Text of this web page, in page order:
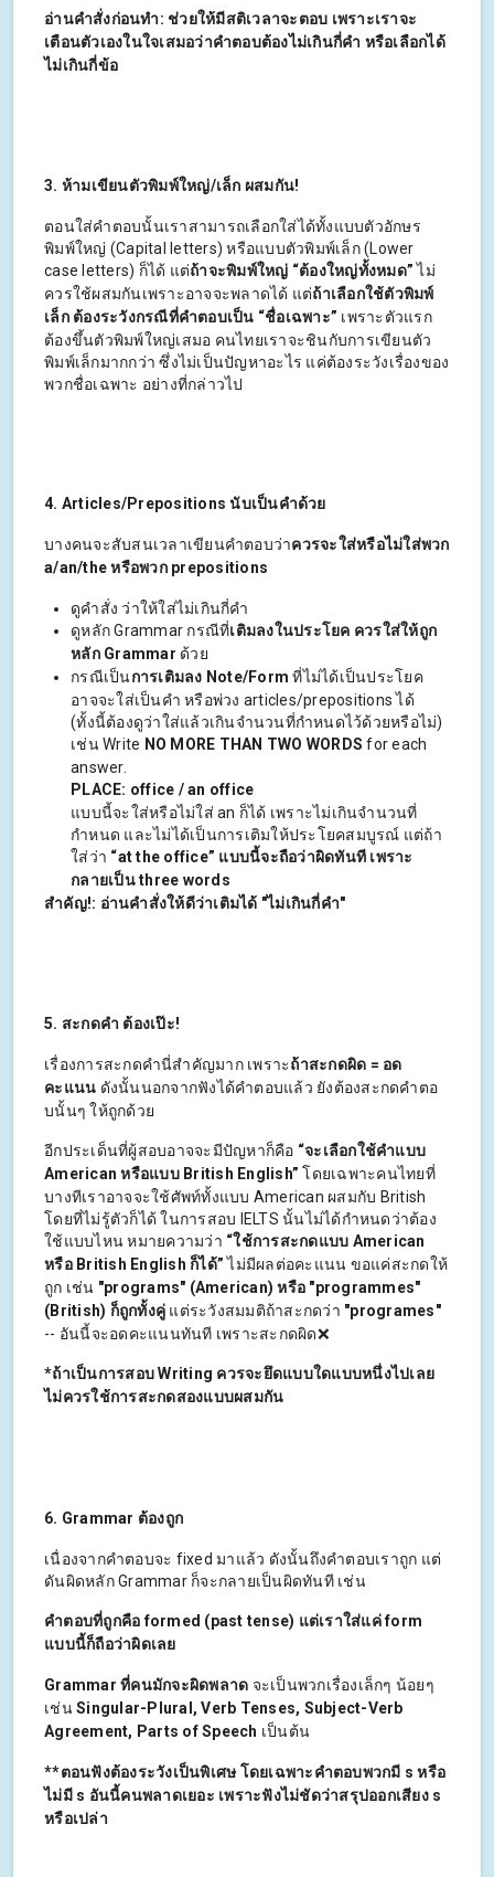
อ่านคำสั่งก่อนทำ: ช่วยให้มีสติเวลาจะตอบ เพราะเราจะ
เตือนตัวเองในใจเสมอว่าคำตอบต้องไม่เกินกี่คำ หรือเลือกได้
ไม่เกินกี่ข้อ
3. ห้ามเขียนตัวพิมพ์ใหญ่/เล็ก ผสมกัน!
ตอนใส่คำตอบนั้นเราสามารถเลือกใส่ได้ทั้งแบบตัวอักษร
พิมพ์ใหญ่ (Capital letters) หรือแบบตัวพิมพ์เล็ก (Lower
case letters) ก็ได้ แต่ถ้าจะพิมพ์ใหญ่ “ต้องใหญ่ทั้งหมด”ไม่
ควรใช้ผสมกันเพราะอาจจะพลาดได้ แต่ถ้าเลือกใช้ตัวพิมพ์
เล็ก ต้องระวังกรณีที่คำตอบเป็น “ชื่อเฉพาะ” เพราะตัวแรก
ต้องขึ้นตัวพิมพ์ใหญ่เสมอ คนไทยเราจะชินกับการเขียนตัว
พิมพ์เล็กมากกว่า ซึ่งไม่เป็นปัญหาอะไร แค่ต้องระวังเรื่องของ
พวกชื่อเฉพาะ อย่างที่กล่าวไป
4. Articles/Prepositions นับเป็นคำด้วย
บางคนจะสับสนเวลาเขียนคำตอบว่าควรจะใส่หรือไม่ใส่พวก
a/an/the หรือพวก prepositions
ดูคำสั่ง ว่าให้ใส่ไม่เกินกี่คำ
ดูหลัก Grammar กรณีที่เติมลงในประโยค ควรใส่ให้ถูก
หลัก Grammar ด้วย
กรณีเป็นการเติมลง Note/Form ที่ไม่ได้เป็นประโยค
อาจจะใส่เป็นคำ หรือพ่วง articles/prepositions ได้
(ทั้งนี้ต้องดูว่าใส่แล้วเกินจำนวนที่กำหนดไว้ด้วยหรือไม่)
เช่น Write NO MORE THAN TWO WORDS for each
answer.
PLACE: office / an office
แบบนี้จะใส่หรือไม่ใส่ an ก็ได้ เพราะไม่เกินจำนวนที่
กำหนด และไม่ได้เป็นการเติมให้ประโยคสมบูรณ์ แต่ถ้า
ใส่ว่า “at the office” แบบนี้จะถือว่าผิดทันที เพราะ
กลายเป็น three words
สำคัญ!: อ่านคำสั่งให้ดีว่าเติมได้ "ไม่เกินกี่คำ"
5. สะกดคำ ต้องเป๊ะ!
เรื่องการสะกดคำนี่สำคัญมาก เพราะถ้าสะกดผิด = อด
คะแนน ดังนั้นนอกจากฟังได้คำตอบแล้ว ยังต้องสะกดคำตอ
บนั้นๆ ให้ถูกด้วย
อีกประเด็นที่ผู้สอบอาจจะมีปัญหาก็คือ “จะเลือกใช้คำแบบ
Americanหรือแบบ British English”โดยเฉพาะคนไทยที่
บางทีเราอาจจะใช้ศัพท์ทั้งแบบ American ผสมกับ British
โดยที่ไม่รู้ตัวก็ได้ ในการสอบ IELTS นั้นไม่ได้กำหนดว่าต้อง
ใช้แบบไหน หมายความว่า “ใช้การสะกดแบบ American
หรือ British English ก็ได้”ไม่มีผลต่อคะแนน ขอแค่สะกดให้
ถูก เช่น "programs" (American) หรือ "programmes"
(British) ก็ถูกทั้งคู่ แต่ระวังสมมติถ้าสะกดว่า "programes"
-- อันนี้จะอดคะแนนทันที เพราะสะกดผิด❌
*ถ้าเป็นการสอบ Writing ควรจะยึดแบบใดแบบหนึ่งไปเลย
ไม่ควรใช้การสะกดสองแบบผสมกัน
6. Grammar ต้องถูก
เนื่องจากคำตอบจะ fixed มาแล้ว ดังนั้นถึงคำตอบเราถูก แต่
ดันผิดหลัก Grammar ก็จะกลายเป็นผิดทันที เช่น
คำตอบที่ถูกคือ formed (past tense) แต่เราใส่แค่ form
แบบนี้ก็ถือว่าผิดเลย
Grammar ที่คนมักจะผิดพลาด จะเป็นพวกเรื่องเล็กๆ น้อยๆ
เช่นSingular-Plural, Verb Tenses, Subject-Verb
Agreement, Parts of Speech เป็นต้น
**ตอนฟังต้องระวังเป็นพิเศษ โดยเฉพาะคำตอบพวกมี s หรือ
ไม่มี s อันนี้คนพลาดเยอะ เพราะฟังไม่ชัดว่าสรุปออกเสียง s
หรือเปล่า